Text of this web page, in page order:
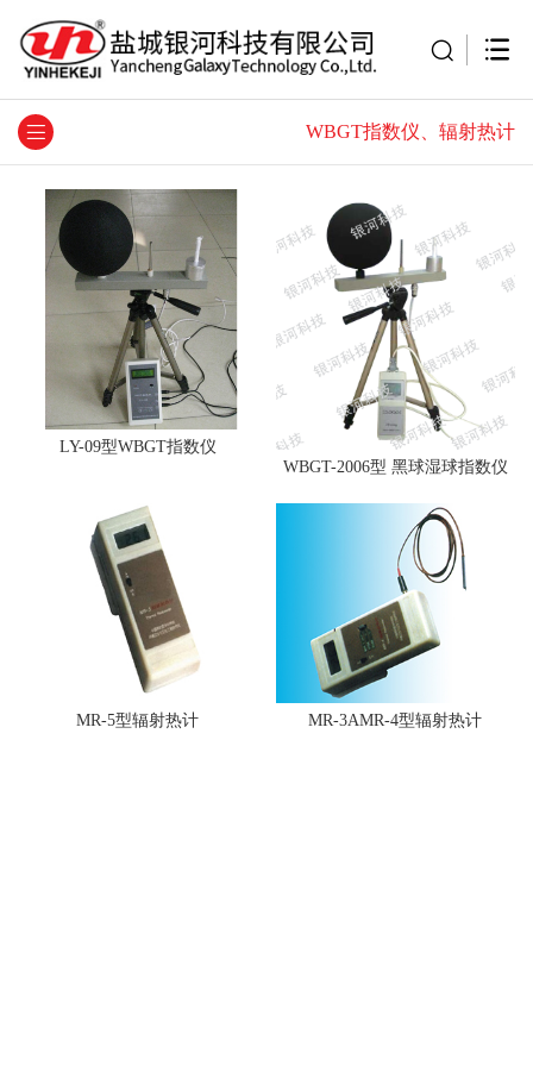
WBGT指数仪、辐射热计
LY-09型WBGT指数仪
WBGT-2006型 黑球湿球指数仪
MR-5型辐射热计 MR-3AMR-4型辐射热计